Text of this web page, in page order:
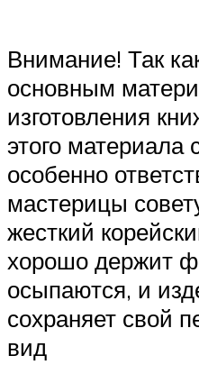
Внимание! Так
основным
изготовления
этого материала
особенно
мастерицы
жесткий
хорошо держит
осыпаются, и
сохраняет свой
вид